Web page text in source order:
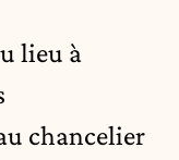
lieu à
chancelier